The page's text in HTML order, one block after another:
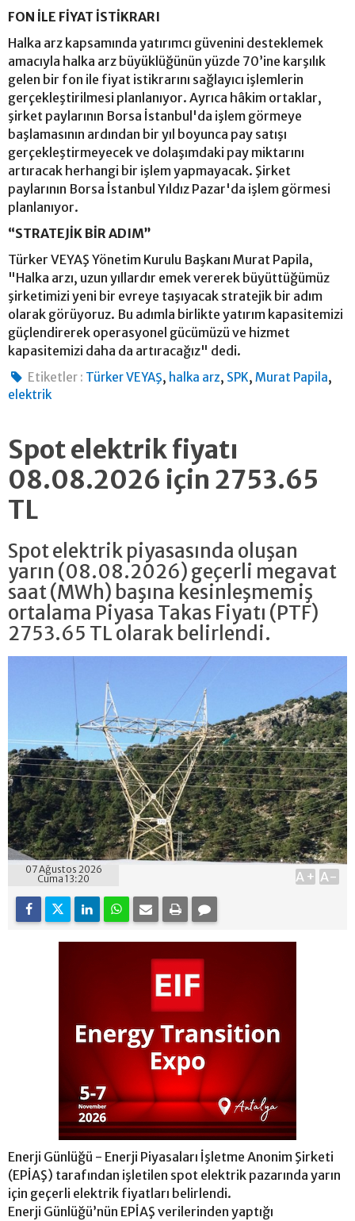
FON İLE FİYAT İSTİKRARI
Halka arz kapsamında yatırımcı güvenini desteklemek
amacıyla halka arz büyüklüğünün yüzde 70’ine karşılık
gelen bir fon ile fiyat istikrarını sağlayıcı işlemlerin
gerçekleştirilmesi planlanıyor. Ayrıca hâkim ortaklar,
şirket paylarının Borsa İstanbul'da işlem görmeye
başlamasının ardından bir yıl boyunca pay satışı
gerçekleştirmeyecek ve dolaşımdaki pay miktarını
artıracak herhangi bir işlem yapmayacak. Şirket
paylarının Borsa İstanbul Yıldız Pazar'da işlem görmesi
planlanıyor.
“STRATEJİK BİR ADIM”
Türker VEYAŞ Yönetim Kurulu Başkanı Murat Papila,
"Halka arzı, uzun yıllardır emek vererek büyüttüğümüz
şirketimizi yeni bir evreye taşıyacak stratejik bir adım
olarak görüyoruz. Bu adımla birlikte yatırım kapasitemizi
güçlendirerek operasyonel gücümüzü ve hizmet
kapasitemizi daha da artıracağız" dedi.
Etiketler : Türker VEYAŞ, halka arz, SPK,Murat Papila,
elektrik
Spot elektrik fiyatı
08.08.2026 için 2753.65
TL
Spot elektrik piyasasında oluşan
yarın (08.08.2026) geçerli megavat
saat (MWh) başına kesinleşmemiş
ortalama Piyasa Takas Fiyatı (PTF)
2753.65 TL olarak belirlendi.
07 Ağustos 2026
Cuma 13:20
A+ A-
Enerji Günlüğü - Enerji Piyasaları İşletme Anonim Şirketi
(EPİAŞ) tarafından işletilen spot elektrik pazarında yarın
için geçerli elektrik fiyatları belirlendi.
Enerji Günlüğü’nün EPİAŞ verilerinden yaptığı